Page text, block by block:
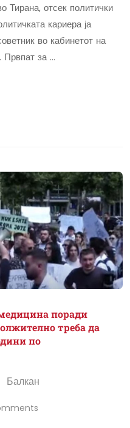
Тирана, отсек политички
кариера ја
во кабинетот на
Првпат за …
поради
треба да
по
Балкан